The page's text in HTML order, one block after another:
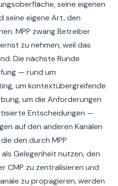
seine eigenen
seine eigene Art, den
MPP zwang Betreiber
zu nehmen, weil das
Die nächste Runde
— rund um
um kontextübergreifende
um die Anforderungen
Entscheidungen —
auf den anderen Kanälen
den durch MPP
Gelegenheit nutzen, den
CMP zu zentralisieren und
zu propagieren, werden